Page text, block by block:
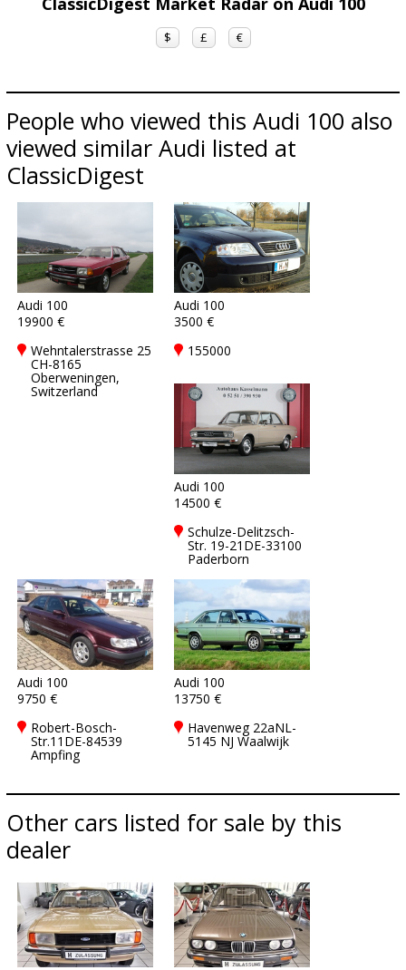
$ £ €
People who viewed this Audi 100 also
viewed similar Audi listed at
ClassicDigest
Audi 100
19900 €
Wehntalerstrasse 25
CH-8165
Oberweningen,
Switzerland
Audi 100
3500 €
155000
Audi 100
14500 €
Schulze-Delitzsch-
Str. 19-21DE-33100
Paderborn
Audi 100
9750 €
Robert-Bosch-
Str.11DE-84539
Ampfing
Audi 100
13750 €
Havenweg 22aNL-
5145 NJ Waalwijk
Other cars listed for sale by this
dealer